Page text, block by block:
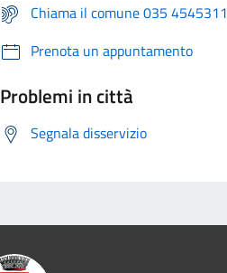
Chiama il comune 035 4545311
Prenota un appuntamento
Problemi in città
Segnala disservizio